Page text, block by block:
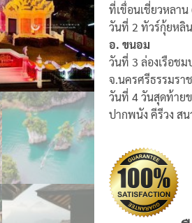
ที่เขื่อนเชี่ยวหลา
วันที่ 2 ทัวร์กุ้ยหลิ
อ. ขนอม
วันที่ 3 ล่องเรือชม
จ.นครศรีธรรมรา
วันที่ 4 วันสุดท้าย
ปากพนัง คีรีวง ส